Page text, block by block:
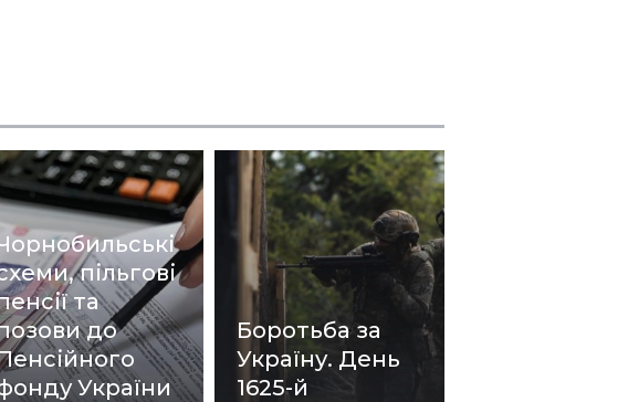
пільгові
та
до
України
Боротьба за
Україну. День
1625-й